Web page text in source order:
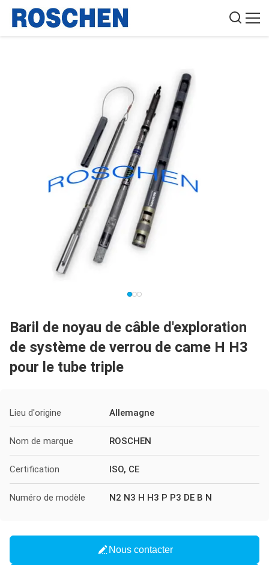
Baril de noyau de câble d'exploration
de système de verrou de came H H3
pour le tube triple
Lieu d'origine Allemagne
Nom de marque ROSCHEN
Certification ISO, CE
Numéro de modèle N2 N3 H H3 P P3 DE B N
Nous contacter